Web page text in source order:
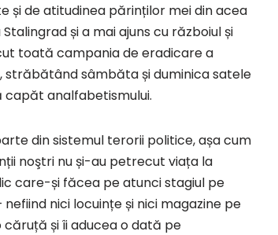
și de atitudinea părinților mei din acea
și a mai ajuns cu războiul și
toată campania de eradicare a
străbătând sâmbăta și duminica satele
capăt analfabetismului.
din sistemul terorii politice, așa cum
noştri nu și-au petrecut viața la
care-și făcea pe atunci stagiul pe
nici locuințe și nici magazine pe
căruță și îi aducea o dată pe